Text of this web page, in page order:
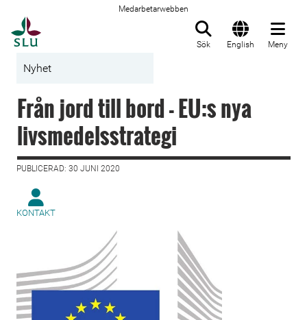
Medarbetarwebben
Sök English Meny
Nyhet
Från jord till bord - EU:s nya
livsmedelsstrategi
PUBLICERAD: 30 JUNI 2020
KONTAKT